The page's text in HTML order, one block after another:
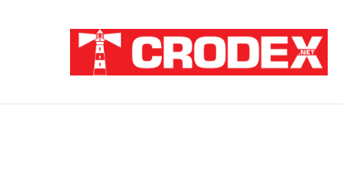
Breaking News TRI DESETLJEĆA KRIKOVA OČAJNIKA